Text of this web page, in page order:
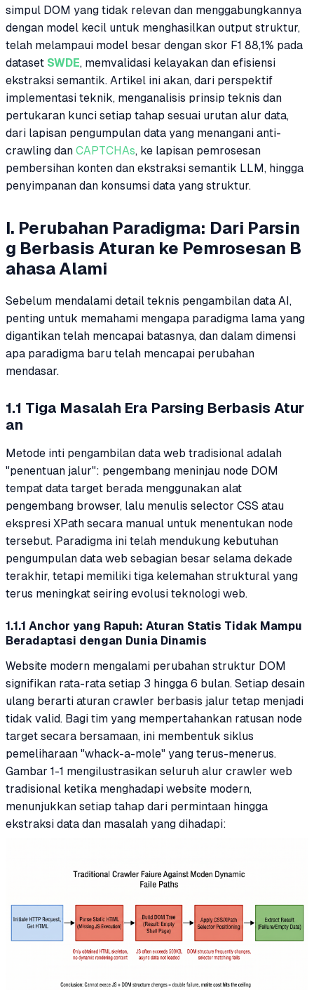
simpul DOM yang tidak relevan dan menggabungkannya
dengan model kecil untuk menghasilkan output struktur,
telah melampaui model besar dengan skor F1 88,1% pada
dataset SWDE, memvalidasi kelayakan dan efisiensi
ekstraksi semantik. Artikel ini akan, dari perspektif
implementasi teknik, menganalisis prinsip teknis dan
pertukaran kunci setiap tahap sesuai urutan alur data,
dari lapisan pengumpulan data yang menangani anti-
crawling dan CAPTCHAs, ke lapisan pemrosesan
pembersihan konten dan ekstraksi semantik LLM, hingga
penyimpanan dan konsumsi data yang struktur.
I. Perubahan Paradigma: Dari Parsin
g Berbasis Aturan ke Pemrosesan B
ahasa Alami
Sebelum mendalami detail teknis pengambilan data AI,
penting untuk memahami mengapa paradigma lama yang
digantikan telah mencapai batasnya, dan dalam dimensi
apa paradigma baru telah mencapai perubahan
mendasar.
1.1 Tiga Masalah Era Parsing Berbasis Atur
an
Metode inti pengambilan data web tradisional adalah
"penentuan jalur": pengembang meninjau node DOM
tempat data target berada menggunakan alat
pengembang browser, lalu menulis selector CSS atau
ekspresi XPath secara manual untuk menentukan node
tersebut. Paradigma ini telah mendukung kebutuhan
pengumpulan data web sebagian besar selama dekade
terakhir, tetapi memiliki tiga kelemahan struktural yang
terus meningkat seiring evolusi teknologi web.
1.1.1 Anchor yang Rapuh: Aturan Statis Tidak Mampu
Beradaptasi dengan Dunia Dinamis
Website modern mengalami perubahan struktur DOM
signifikan rata-rata setiap 3 hingga 6 bulan. Setiap desain
ulang berarti aturan crawler berbasis jalur tetap menjadi
tidak valid. Bagi tim yang mempertahankan ratusan node
target secara bersamaan, ini membentuk siklus
pemeliharaan "whack-a-mole" yang terus-menerus.
Gambar 1-1 mengilustrasikan seluruh alur crawler web
tradisional ketika menghadapi website modern,
menunjukkan setiap tahap dari permintaan hingga
ekstraksi data dan masalah yang dihadapi: